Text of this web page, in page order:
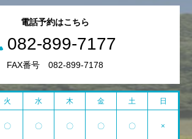
電話予約はこちら
082-899-7177
FAX番号 082-899-7178
火 水 木 金 土 日
〇 〇 〇 〇 〇 ×